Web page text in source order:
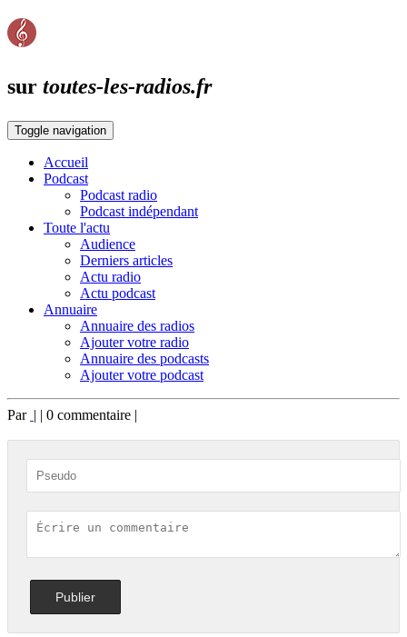
sur toutes-les-radios.fr
Toggle navigation
Accueil
Podcast
Podcast radio
Podcast indépendant
Toute l'actu
Audience
Derniers articles
Actu radio
Actu podcast
Annuaire
Annuaire des radios
Ajouter votre radio
Annuaire des podcasts
Ajouter votre podcast
Par | | 0 commentaire |